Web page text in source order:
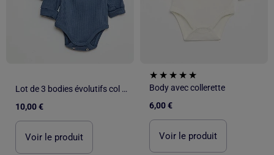
Lot de 3 bodies évolutifs col US et manches longues
10,00 €
Voir le produit
Body avec collerette
6,00 €
Voir le produit